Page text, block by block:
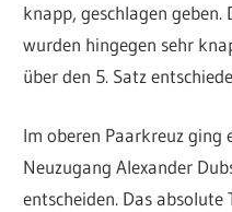
knapp, geschlagen geben.
wurden hingegen sehr
über den 5. Satz
Im oberen Paarkreuz ging
Neuzugang Alexander
entscheiden. Das absolute